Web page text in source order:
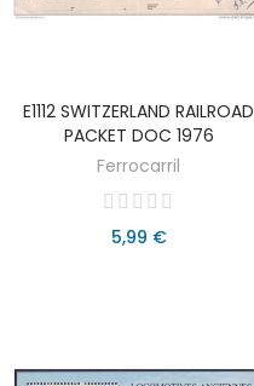
AÑADIR AL CARRITO
E1112 SWITZERLAND RAILROAD
PACKET DOC 1976
Ferrocarril
5,99 €